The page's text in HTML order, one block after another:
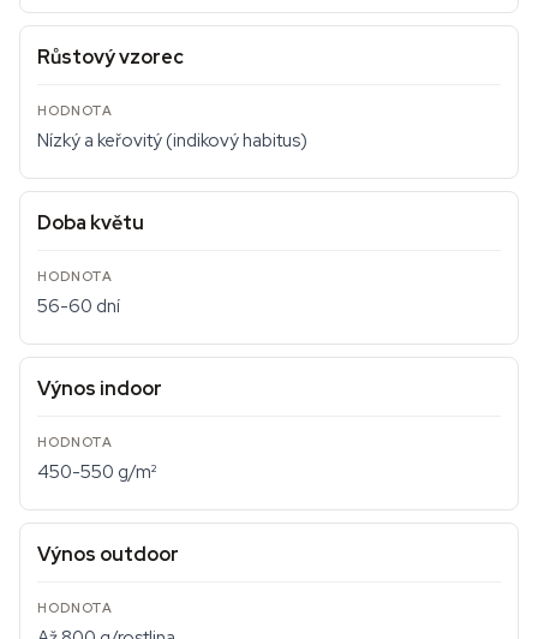
Růstový vzorec
Nízký a keřovitý (indikový habitus)
Doba květu
56-60 dní
Výnos indoor
450-550 g/m²
Výnos outdoor